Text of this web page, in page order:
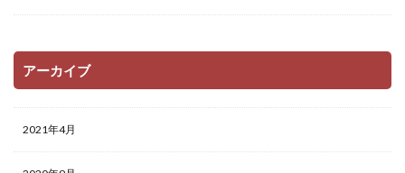
アーカイブ
2021年4月